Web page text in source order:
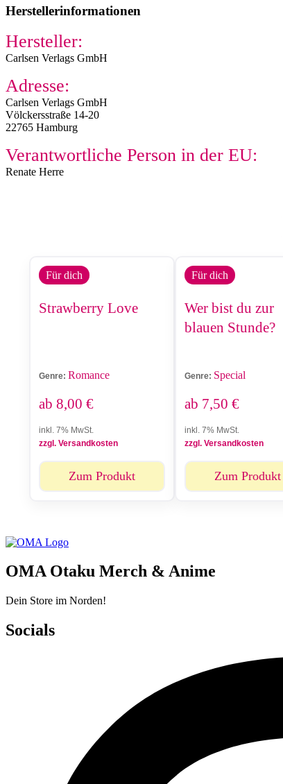
Herstellerinformationen
Hersteller:
Carlsen Verlags GmbH
Adresse:
Carlsen Verlags GmbH
Völckersstraße 14-20
22765 Hamburg
Verantwortliche Person in der EU:
Renate Herre
Für dich
Strawberry Love
Genre: Romance
ab 8,00 €
inkl. 7% MwSt.
zzgl. Versandkosten
Zum Produkt
Für dich
Wer bist du zur
blauen Stunde?
Genre: Special
ab 7,50 €
inkl. 7% MwSt.
zzgl. Versandkosten
Zum Produkt
OMA Otaku Merch & Anime
Dein Store im Norden!
Socials